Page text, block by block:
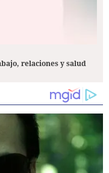
relaciones y salud